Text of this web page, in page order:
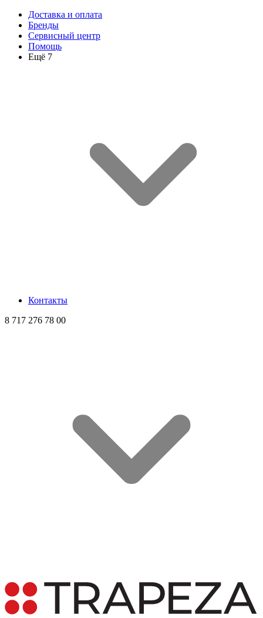
Доставка и оплата
Бренды
Сервисный центр
Помощь
Ещё 7
Контакты
8 717 276 78 00